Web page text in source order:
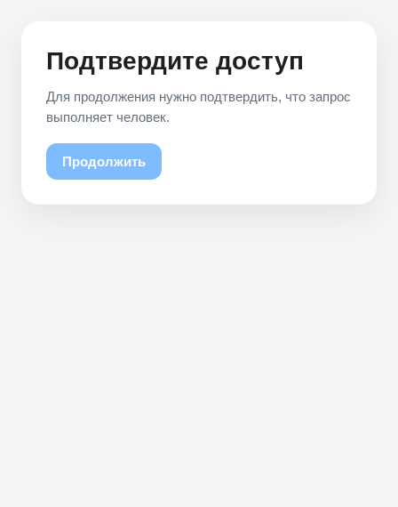
Подтвердите доступ
Для продолжения нужно подтвердить, что запрос
выполняет человек.
Продолжить